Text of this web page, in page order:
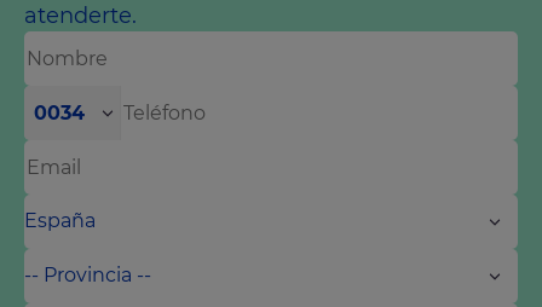
atenderte.
0034